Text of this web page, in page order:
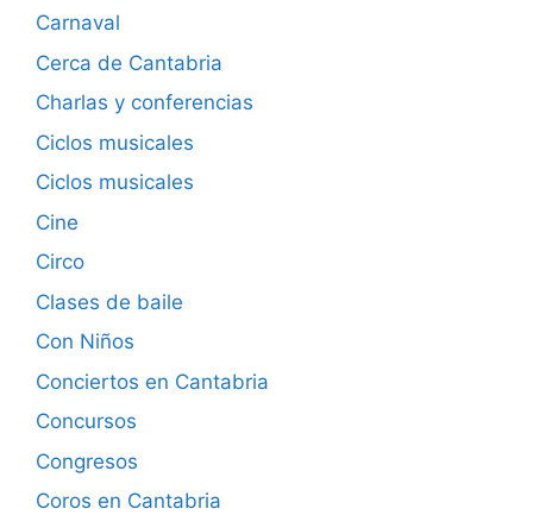
Carnaval
Cerca de Cantabria
Charlas y conferencias
Ciclos musicales
Ciclos musicales
Cine
Circo
Clases de baile
Con Niños
Conciertos en Cantabria
Concursos
Congresos
Coros en Cantabria